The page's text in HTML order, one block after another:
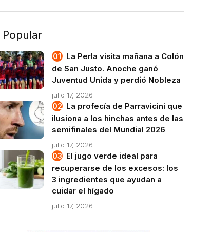
Popular
La Perla visita mañana a Colón
de San Justo. Anoche ganó
Juventud Unida y perdió Nobleza
julio 17, 2026
La profecía de Parravicini que
ilusiona a los hinchas antes de las
semifinales del Mundial 2026
julio 17, 2026
El jugo verde ideal para
recuperarse de los excesos: los
3 ingredientes que ayudan a
cuidar el hígado
julio 17, 2026